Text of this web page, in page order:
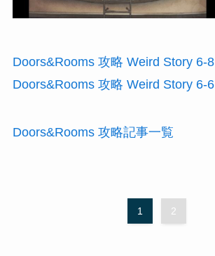
Doors&Rooms 攻略 Weird Story 6-8
Doors&Rooms 攻略 Weird Story 6-6
Doors&Rooms 攻略記事一覧
1 2